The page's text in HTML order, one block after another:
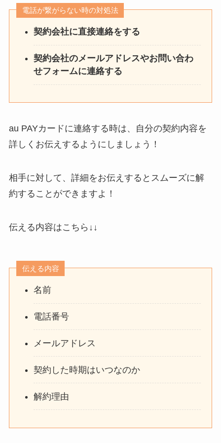
電話が繋がらない時の対処法
契約会社に直接連絡をする
契約会社のメールアドレスやお問い合わ
せフォームに連絡する
au PAYカードに連絡する時は、自分の契約内容を
詳しくお伝えするようにしましょう！
相手に対して、詳細をお伝えするとスムーズに解
約することができますよ！
伝える内容はこちら↓↓
伝える内容
名前
電話番号
メールアドレス
契約した時期はいつなのか
解約理由